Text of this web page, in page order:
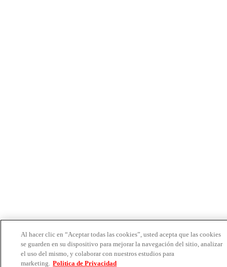
Al hacer clic en “Aceptar todas las cookies”, usted acepta que las cookies
se guarden en su dispositivo para mejorar la navegación del sitio, analizar
el uso del mismo, y colaborar con nuestros estudios para
marketing. Politica de Privacidad